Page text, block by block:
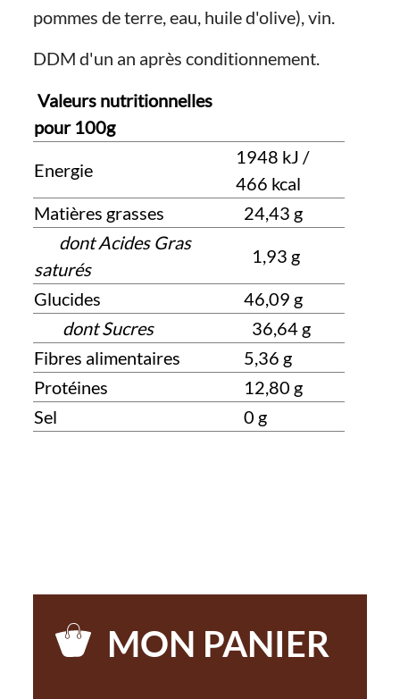
MON PANIER
pommes de terre, eau, huile d'olive), vin.
DDM d'un an après conditionnement.
Valeurs nutritionnelles
pour 100g
Energie
1948 kJ /
466 kcal
Matières grasses
24,43 g
dont Acides Gras
saturés
1,93 g
Glucides
46,09 g
dont Sucres
36,64 g
Fibres alimentaires
5,36 g
Protéines
12,80 g
Sel
0 g